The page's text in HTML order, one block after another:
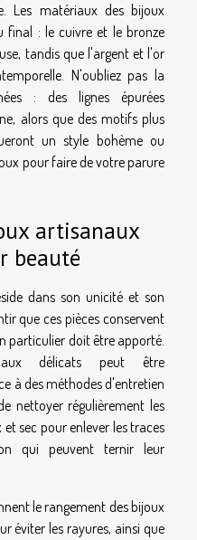
Les matériaux des bijoux
final : le cuivre et le bronze
tandis que l'argent et l'or
N'oubliez pas la
: des lignes épurées
alors que des motifs plus
un style bohème ou
pour faire de votre parure
artisanaux
beauté
dans son unicité et son
que ces pièces conservent
particulier doit être apporté.
délicats peut être
à des méthodes d'entretien
nettoyer régulièrement les
sec pour enlever les traces
qui peuvent ternir leur
le rangement des bijoux
éviter les rayures, ainsi que